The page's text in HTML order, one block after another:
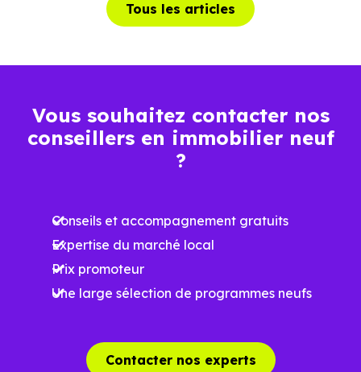
Tous les articles
Vous souhaitez contacter nos
conseillers en immobilier neuf
?
Conseils et accompagnement gratuits
Expertise du marché local
Prix promoteur
Une large sélection de programmes neufs
Contacter nos experts